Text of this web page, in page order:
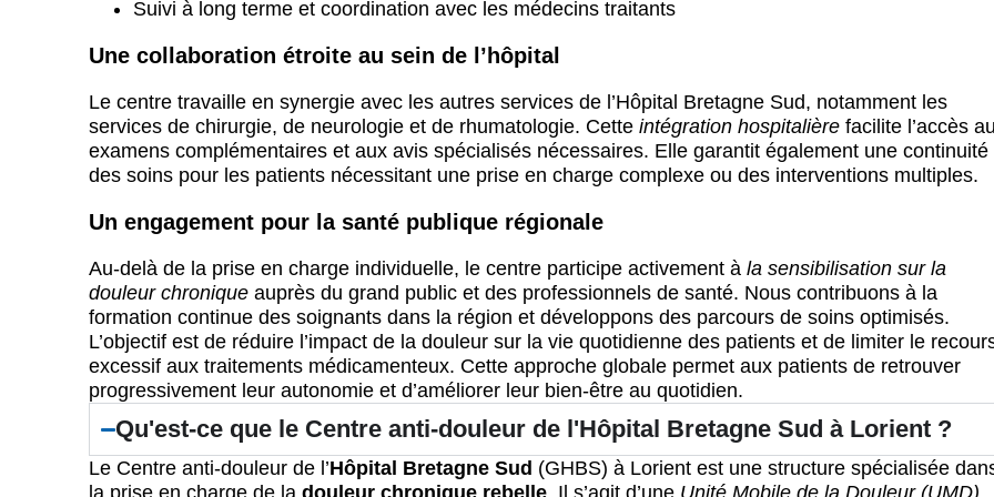
Suivi à long terme et coordination avec les médecins traitants
Une collaboration étroite au sein de l’hôpital
Le centre travaille en synergie avec les autres services de l’Hôpital Bretagne Sud, notamment les
services de chirurgie, de neurologie et de rhumatologie. Cette intégration hospitalière facilite l’accès
examens complémentaires et aux avis spécialisés nécessaires. Elle garantit également une continuité
des soins pour les patients nécessitant une prise en charge complexe ou des interventions multiples.
Un engagement pour la santé publique régionale
Au-delà de la prise en charge individuelle, le centre participe activement à la sensibilisation sur la
douleur chronique auprès du grand public et des professionnels de santé. Nous contribuons à la
formation continue des soignants dans la région et développons des parcours de soins optimisés.
L’objectif est de réduire l’impact de la douleur sur la vie quotidienne des patients et de limiter le
excessif aux traitements médicamenteux. Cette approche globale permet aux patients de retrouver
progressivement leur autonomie et d’améliorer leur bien-être au quotidien.
Qu'est-ce que le Centre anti-douleur de l'Hôpital Bretagne Sud à Lorient ?
Le Centre anti-douleur de l’Hôpital Bretagne Sud (GHBS) à Lorient est une structure spécialisée